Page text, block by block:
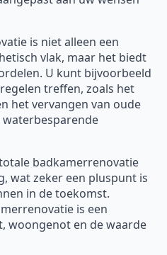
is niet alleen een
vlak, maar het biedt
U kunt bijvoorbeeld
treffen, zoals het
het vervangen van oude
badkamerrenovatie
wat zeker een pluspunt is
in de toekomst.
is een
woongenot en de waarde